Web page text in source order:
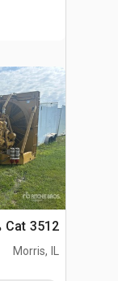
Cat 3512 محرك
Morris, IL